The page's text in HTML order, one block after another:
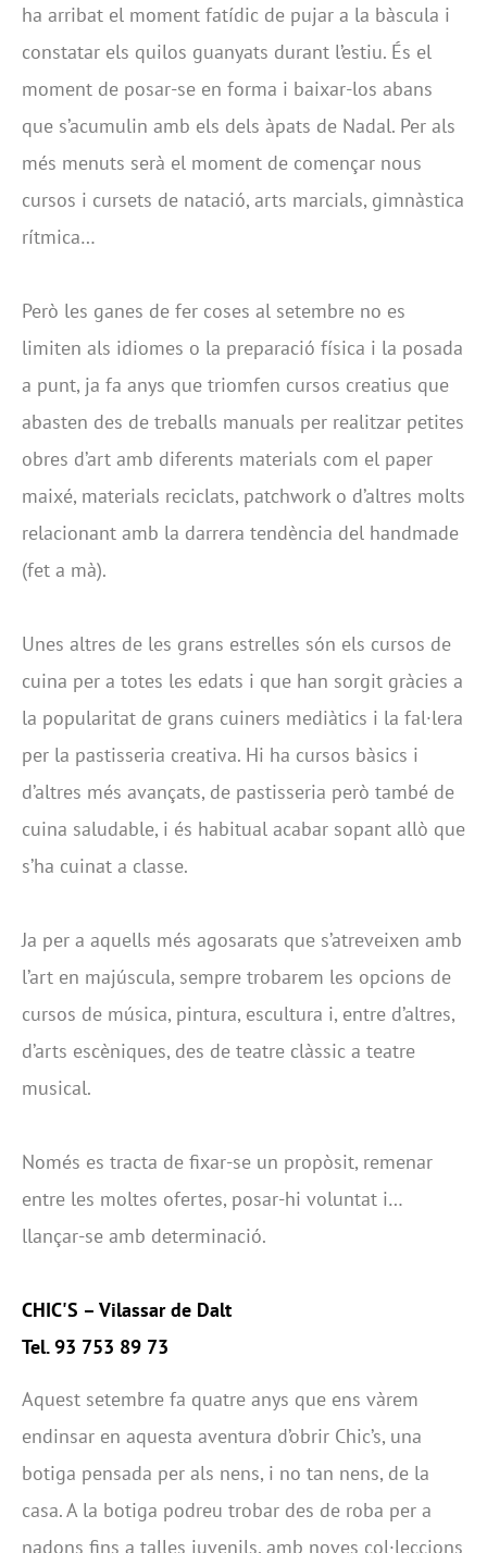
ha arribat el moment fatídic de pujar a la bàscula i
constatar els quilos guanyats durant l’estiu. És el
moment de posar-se en forma i baixar-los abans
que s’acumulin amb els dels àpats de Nadal. Per als
més menuts serà el moment de començar nous
cursos i cursets de natació, arts marcials, gimnàstica
rítmica…
Però les ganes de fer coses al setembre no es
limiten als idiomes o la preparació física i la posada
a punt, ja fa anys que triomfen cursos creatius que
abasten des de treballs manuals per realitzar petites
obres d’art amb diferents materials com el paper
maixé, materials reciclats, patchwork o d’altres molts
relacionant amb la darrera tendència del handmade
(fet a mà).
Unes altres de les grans estrelles són els cursos de
cuina per a totes les edats i que han sorgit gràcies a
la popularitat de grans cuiners mediàtics i la fal·lera
per la pastisseria creativa. Hi ha cursos bàsics i
d’altres més avançats, de pastisseria però també de
cuina saludable, i és habitual acabar sopant allò que
s’ha cuinat a classe.
Ja per a aquells més agosarats que s’atreveixen amb
l’art en majúscula, sempre trobarem les opcions de
cursos de música, pintura, escultura i, entre d’altres,
d’arts escèniques, des de teatre clàssic a teatre
musical.
Només es tracta de fixar-se un propòsit, remenar
entre les moltes ofertes, posar-hi voluntat i…
llançar-se amb determinació.
CHIC'S – Vilassar de Dalt
Tel. 93 753 89 73
Aquest setembre fa quatre anys que ens vàrem
endinsar en aquesta aventura d’obrir Chic’s, una
botiga pensada per als nens, i no tan nens, de la
casa. A la botiga podreu trobar des de roba per a
nadons fins a talles juvenils, amb noves col·leccions